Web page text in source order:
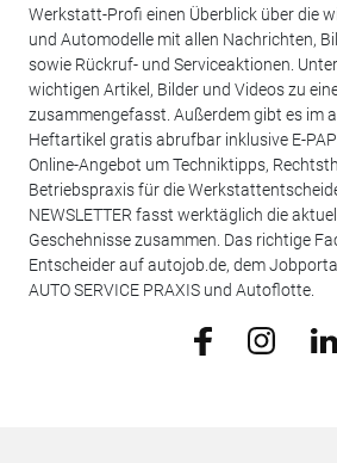
Werkstatt-Profi einen Überblick über die
und Automodelle mit allen Nachrichten,
sowie Rückruf- und Serviceaktionen.
wichtigen Artikel, Bilder und Videos zu
zusammengefasst. Außerdem gibt es im
Heftartikel gratis abrufbar inklusive E-
Online-Angebot um Techniktipps,
Betriebspraxis für die
NEWSLETTER fasst werktäglich die
Geschehnisse zusammen. Das richtige
Entscheider auf autojob.de, dem
AUTO SERVICE PRAXIS und Autoflotte.